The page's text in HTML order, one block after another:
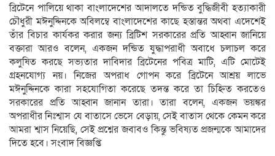
ব্রিটেনে পালিয়ে থাকা বাংলাদেশের আদালতে দন্ডিত বুদ্ধিজীবী হত্যাকারী
চৌধুরী মঈনুদ্দিনকে অবিলম্বে বাংলাদেশের কাছে হস্তান্তর অথবা এদেশেই
তাঁর বিচার কার্যকর করার জন্য ব্রিটিশ সরকারের প্রতি আহ্বান জানিয়ে
বক্তারা আরও বলেন, একজন দন্ডিত যুদ্ধাপরাধী অবাধে চলাচল করে
কলুষিত করছে সভ্যতার দাবিদার ব্রিটেনের পবিত্র মাটি, এটি মোটেই
গ্রহনযোগ্য নয়। নিজের অপরাধ গোপন করে ব্রিটেনে আশ্রয় লাভে
মঈনুদ্দিনকে কারা সহযোগিতা করেছে তদন্ত করে তা চিহ্নিত করতেও
সরকারের প্রতি আহ্বান জানান তারা। তারা বলেন, একজন ভয়ঙ্কর
অপরাধীর নিঃশ্বাস যে বাতাসে ভেসে বেড়ায়, সেই বাতাস থেকে কেমন করে
আমরা শ্বাস নিয়েছি, সেই প্রশ্নের জবাবও কিন্তু ভবিষ্যত প্রজন্মকে আমাদের
দিতে হবে। সংবাদ বিজ্ঞপ্তি